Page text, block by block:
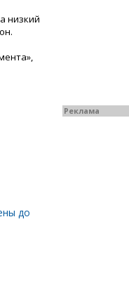
низкий
до
Реклама